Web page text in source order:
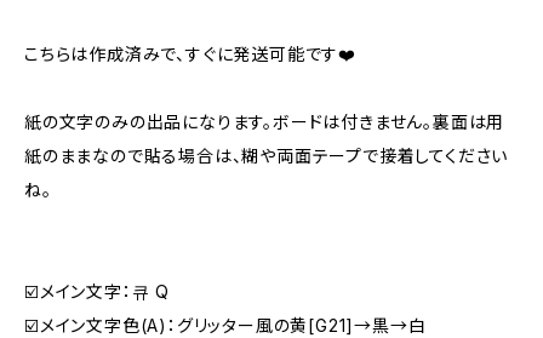
こちらは作成済みで、すぐに発送可能です❤️
紙の文字のみの出品になります。ボードは付きません。裏面は用
紙のままなので貼る場合は、糊や両面テープで接着してください
ね。
☑️メイン文字：큐 Q
☑️メイン文字色(A)：グリッター風の黄[G21]→黒→白